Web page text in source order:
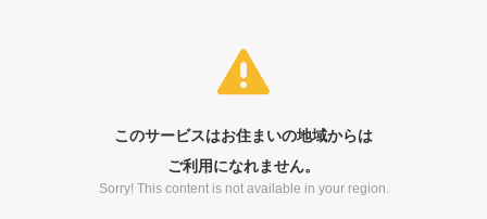
このサービスはお住まいの地域からは
ご利用になれません。
Sorry! This content is not available in your region.